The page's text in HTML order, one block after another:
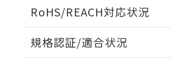
RoHS/REACH対応状況
EU RoHS 注意事項・凡例
規格認証/適合状況